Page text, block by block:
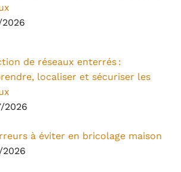
2026
de réseaux enterrés :
localiser et sécuriser les
2026
à éviter en bricolage maison
2026